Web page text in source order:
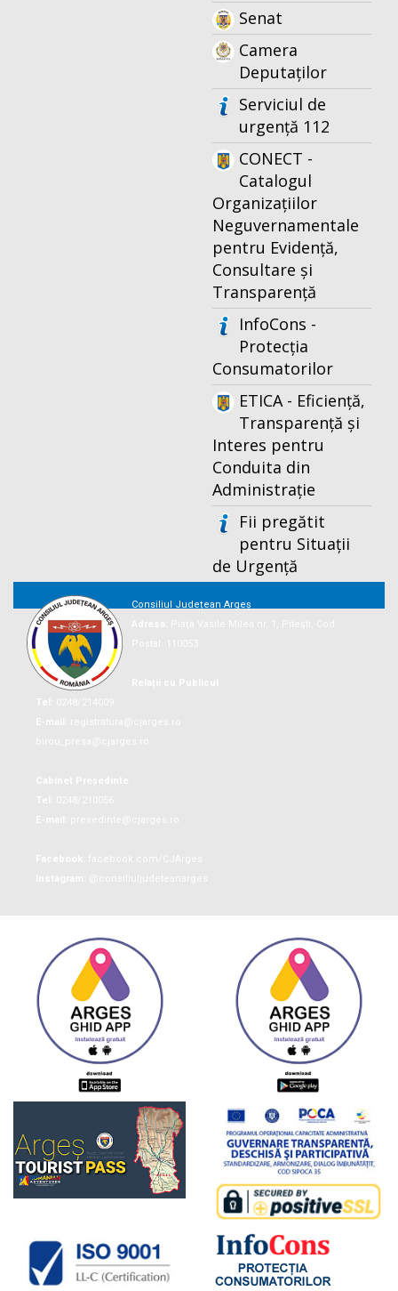
Senat
Camera
Deputaților
Serviciul de
urgență 112
CONECT -
Catalogul
Organizațiilor
Neguvernamentale
pentru Evidență,
Consultare și
Transparență
InfoCons -
Protecția
Consumatorilor
ETICA - Eficiență,
Transparență și
Interes pentru
Conduita din
Administrație
Fii pregătit
pentru Situații
de Urgență
Consiliul Județean Argeș